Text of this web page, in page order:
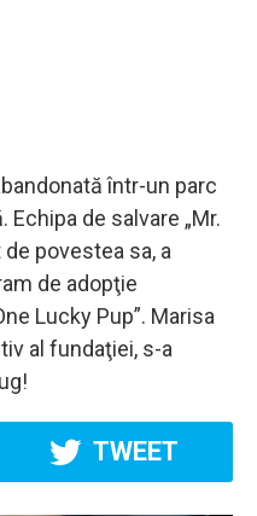
într-un parc
de salvare „Mr.
de povestea sa, a
de adopţie
Lucky Pup”. Marisa
al fundaţiei, s-a
TWEET